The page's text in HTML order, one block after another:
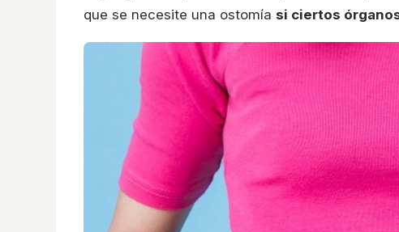
que se necesite una ostomía si ciertos